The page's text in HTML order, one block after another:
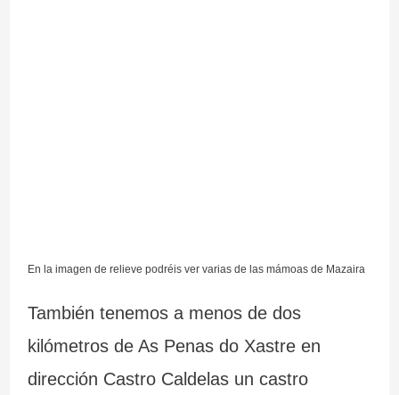
En la imagen de relieve podréis ver varias de las mámoas de Mazaira
También tenemos a menos de dos
kilómetros de As Penas do Xastre en
dirección Castro Caldelas un castro